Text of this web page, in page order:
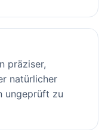
präziser,
natürlicher
ungeprüft zu